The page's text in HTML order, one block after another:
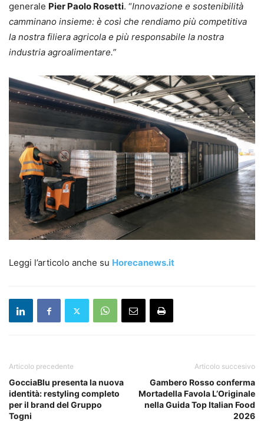
generale Pier Paolo Rosetti. “Innovazione e sostenibilità
camminano insieme: è così che rendiamo più competitiva
la nostra filiera agricola e più responsabile la nostra
industria agroalimentare.”
Leggi l’articolo anche su Horecanews.it
Articolo precedente
GocciaBlu presenta la nuova
identità: restyling completo
per il brand del Gruppo
Togni
Articolo succesivo
Gambero Rosso conferma
Mortadella Favola L’Originale
nella Guida Top Italian Food
2026